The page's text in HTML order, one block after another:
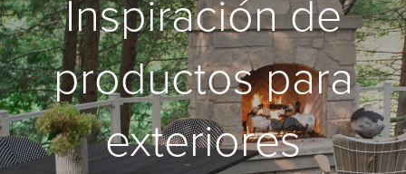
Inspiración de
productos para
exteriores